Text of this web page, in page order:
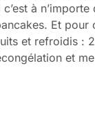
à
Et pour
et refroidis :
et